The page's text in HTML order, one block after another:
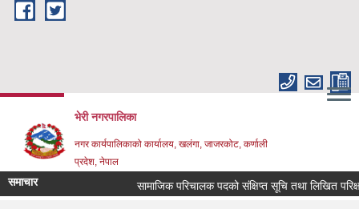
Skip to main content
भेरी नगरपालिका
नगर कार्यपालिकाको कार्यालय, खलंगा, जाजरकोट, कर्णाली
प्रदेश, नेपाल
समाचार सामाजिक परिचालक पदको संक्षिप्त सूचि तथा लिखित परिक्षा